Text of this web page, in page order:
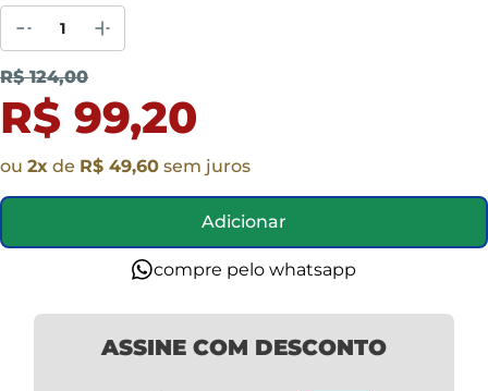
R$ 124,00
R$ 99,20
ou 2x de R$ 49,60 sem juros
Adicionar
compre pelo whatsapp
ASSINE COM DESCONTO